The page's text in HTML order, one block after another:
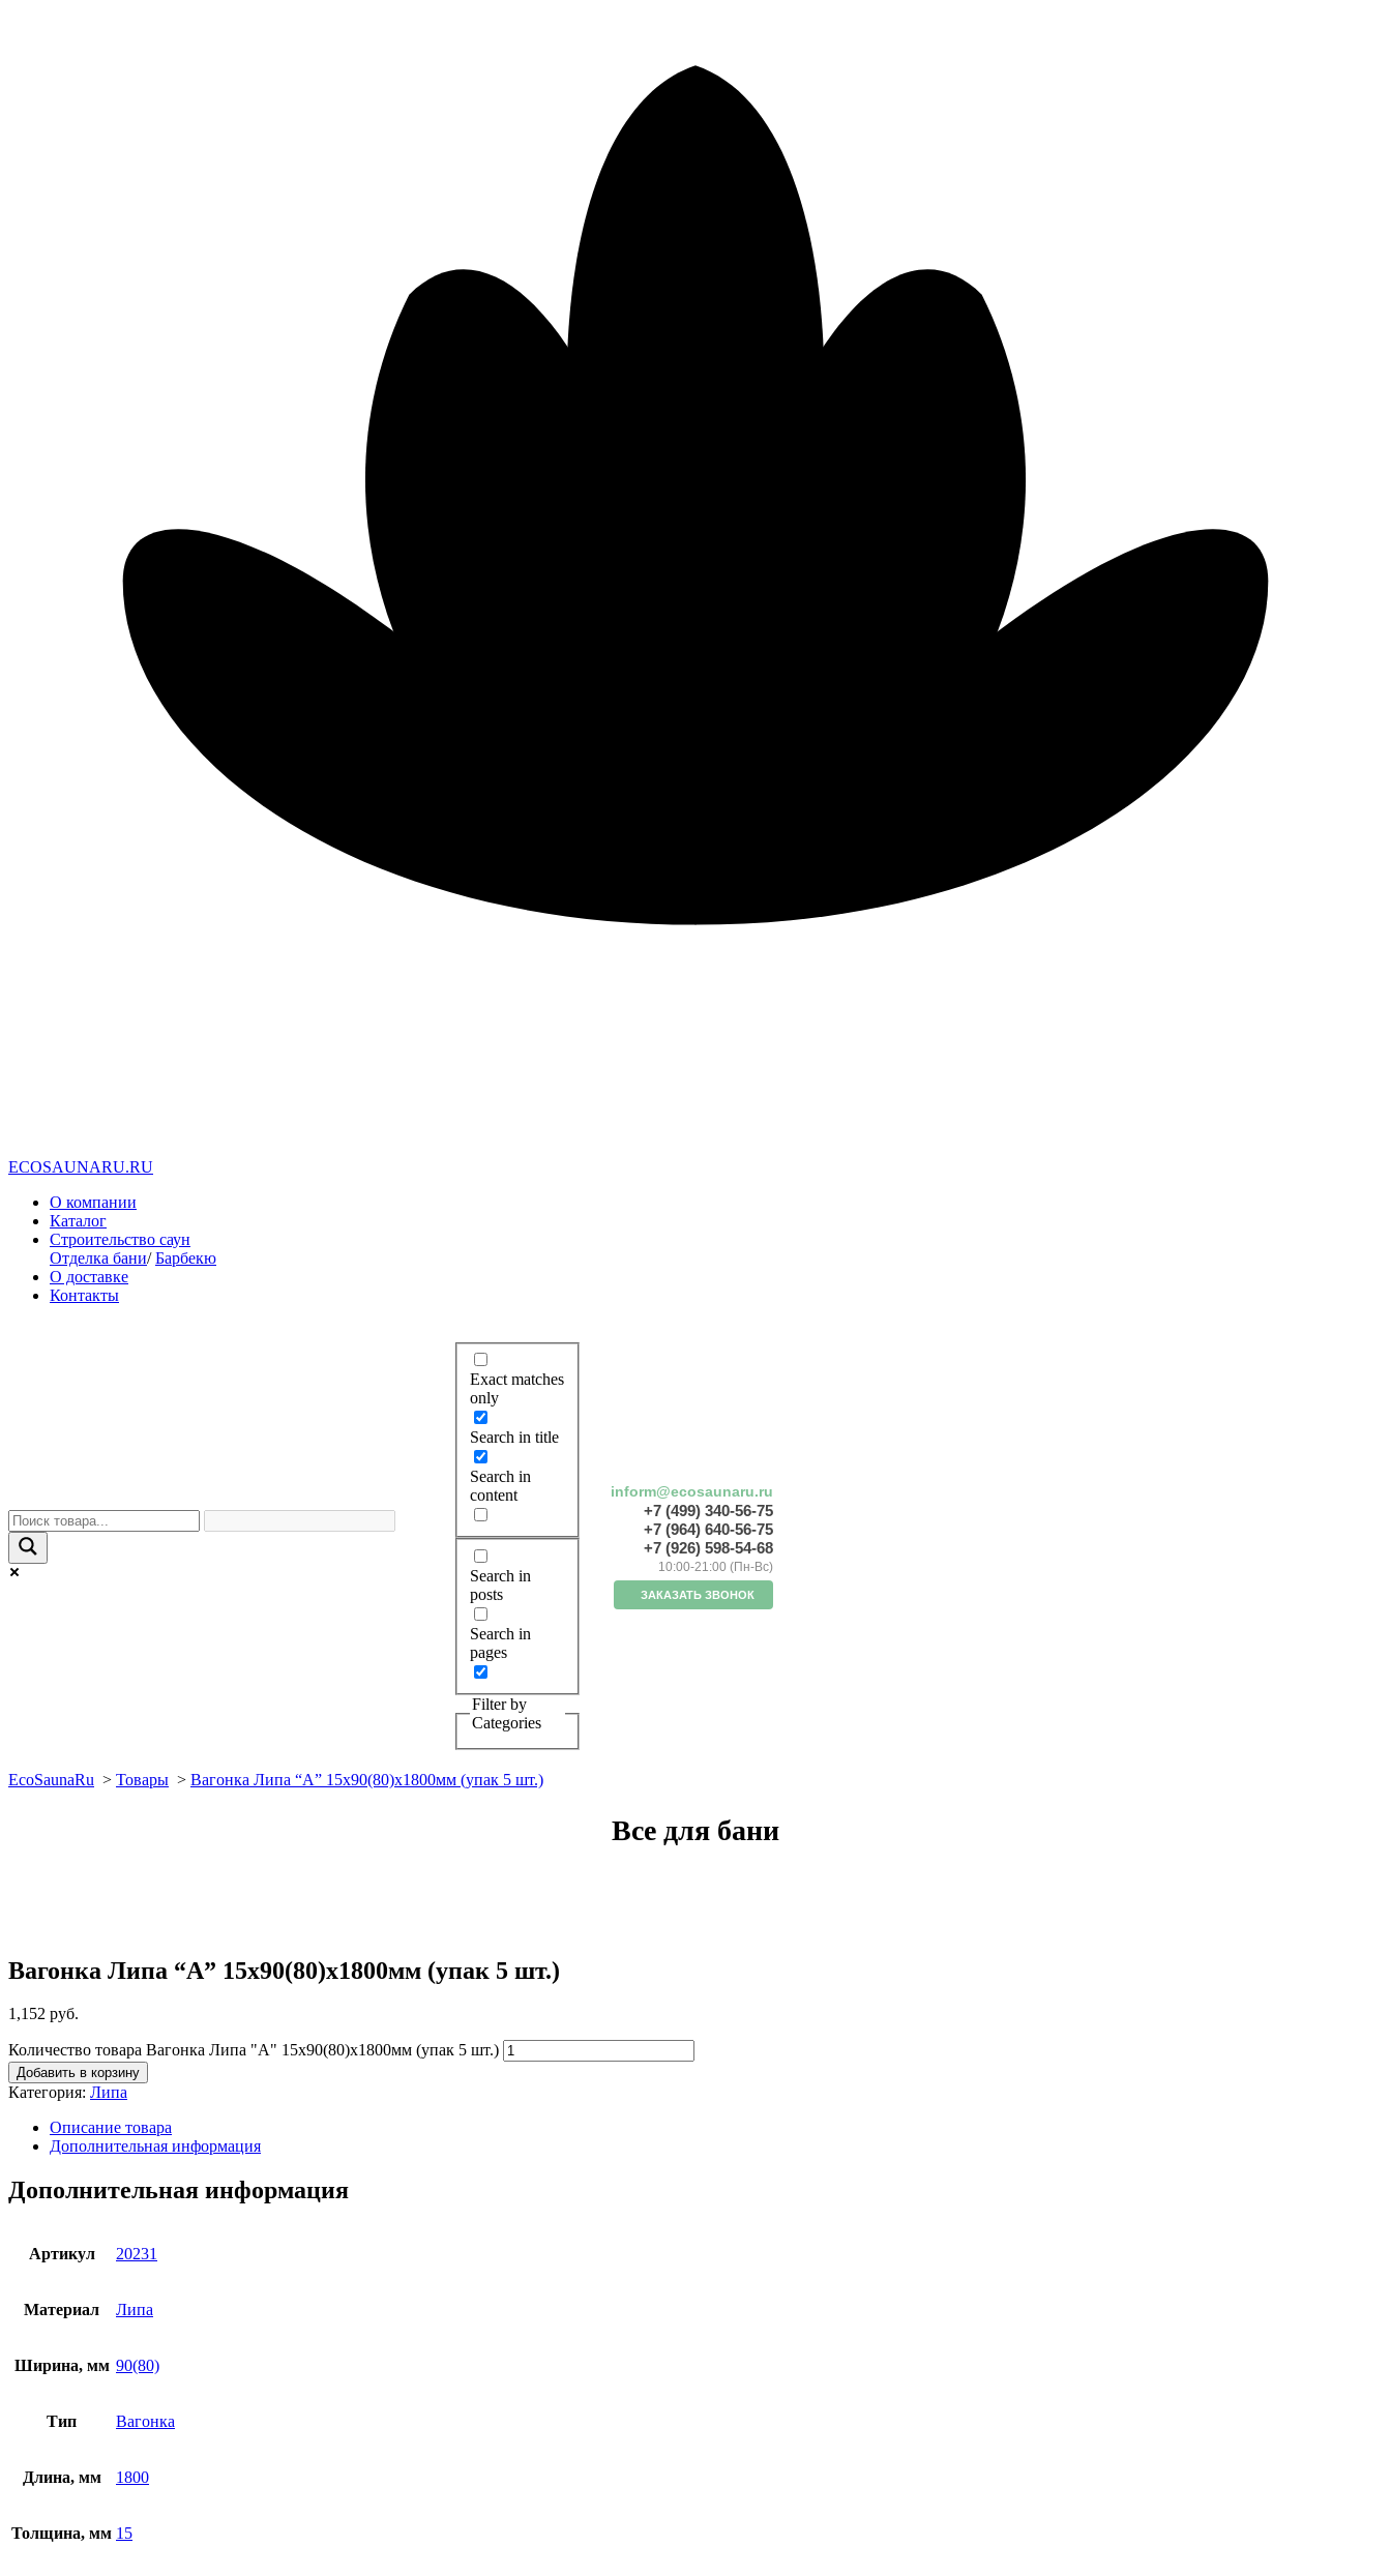
ECOSAUNARU.RU
О компании
Каталог
Строительство саун
Отделка бани/Барбекю
О доставке
Контакты
Exact matches
only
Search in title
Search in
content
Search in
posts
Search in
pages
Filter by
Categories
inform@ecosaunaru.ru
+7 (499) 340-56-75
+7 (964) 640-56-75
+7 (926) 598-54-68
10:00-21:00 (Пн-Вс)
ЗАКАЗАТЬ ЗВОНОК
EcoSaunaRu > Товары > Вагонка Липа “А” 15х90(80)х1800мм (упак 5 шт.)
Все для бани
Вагонка Липа “А” 15х90(80)х1800мм (упак 5 шт.)
1,152 руб.
Количество товара Вагонка Липа "А" 15х90(80)х1800мм (упак 5 шт.)
Добавить в корзину
Категория: Липа
Описание товара
Дополнительная информация
Дополнительная информация
Артикул 20231
Материал Липа
Ширина, мм 90(80)
Тип Вагонка
Длина, мм 1800
Толщина, мм 15